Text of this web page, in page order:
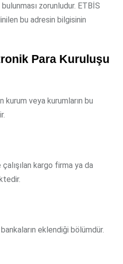
zorunludur. ETBİS
bu adresin bilgisinin
Para Kuruluşu
kurum veya kurumların bu
kargo firma ya da
eklendiği bölümdür.